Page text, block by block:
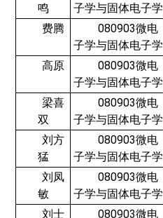
鸣
子学与固体电子学
费腾
080903微电
子学与固体电子学
高原
080903微电
子学与固体电子学
梁喜
双
080903微电
子学与固体电子学
刘方
猛
080903微电
子学与固体电子学
刘凤
敏
080903微电
子学与固体电子学
刘士
080903微电